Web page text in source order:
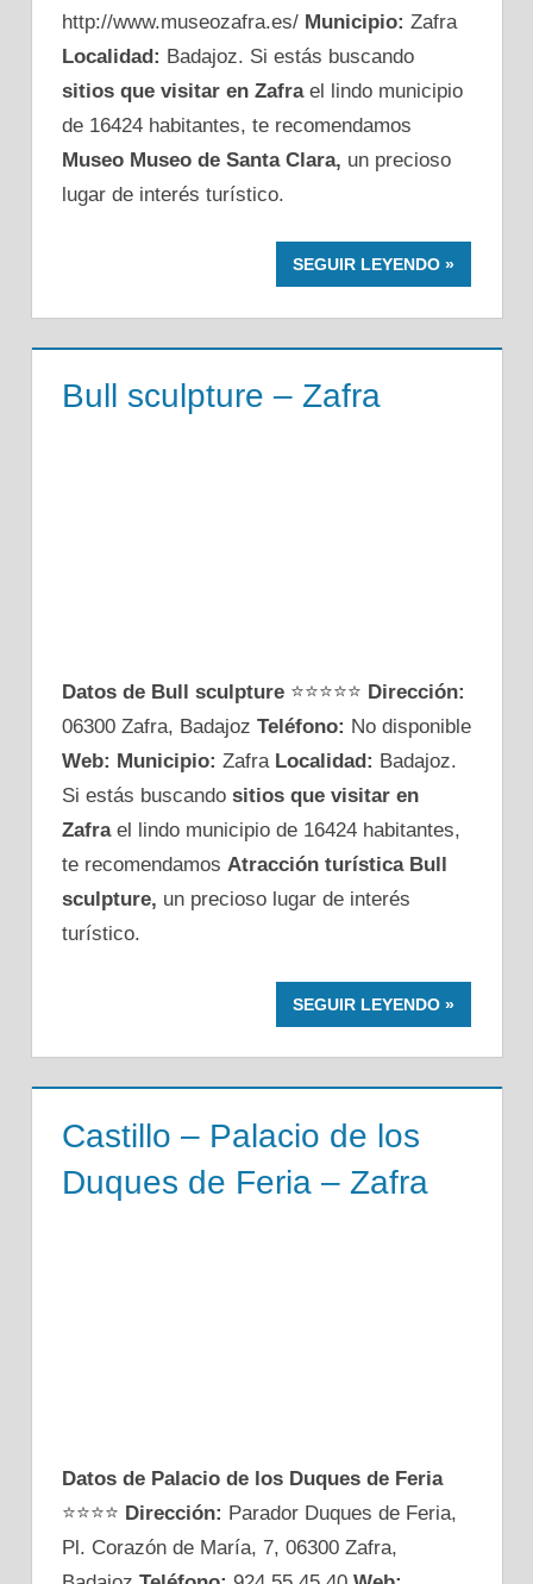
http://www.museozafra.es/ Municipio: Zafra
Localidad: Badajoz. Si estás buscando
sitios que visitar en Zafrael lindo municipio
de 16424 habitantes, te recomendamos
Museo Museo de Santa Clara, un precioso
lugar de interés turístico.
SEGUIR LEYENDO
Bull sculpture – Zafra
Datos de Bull sculpture ⭐⭐⭐⭐⭐ Dirección:
06300 Zafra, Badajoz Teléfono: No disponible
Web: Municipio: Zafra Localidad: Badajoz.
Si estás buscando sitios que visitar en
Zafrael lindo municipio de 16424 habitantes,
te recomendamos Atracción turística Bull
sculpture, un precioso lugar de interés
turístico.
SEGUIR LEYENDO
Castillo – Palacio de los
Duques de Feria – Zafra
Datos de Palacio de los Duques de Feria
⭐⭐⭐⭐ Dirección: Parador Duques de Feria,
Pl. Corazón de María, 7, 06300 Zafra,